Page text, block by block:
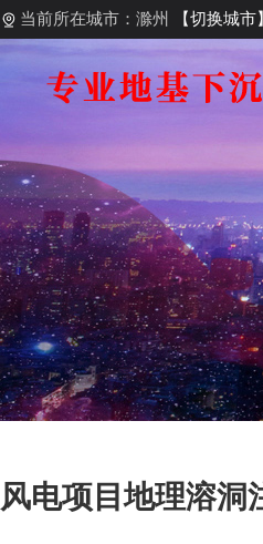
当前所在城市：滁州 【切换城市】
风电项目地理溶洞